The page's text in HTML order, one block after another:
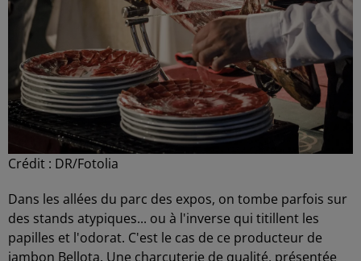
Crédit : DR/Fotolia
Dans les allées du parc des expos, on tombe parfois sur
des stands atypiques... ou à l'inverse qui titillent les
papilles et l'odorat. C'est le cas de ce producteur de
jambon Bellota. Une charcuterie de qualité, présentée